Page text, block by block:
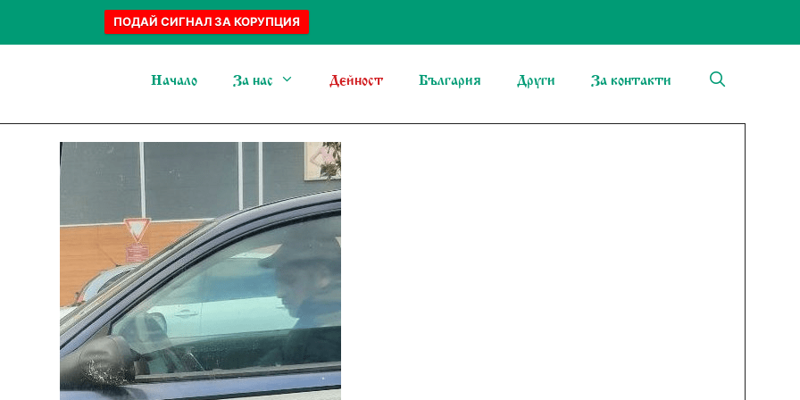
ПОДАЙ СИГНАЛ ЗА КОРУПЦИЯ
Начало За нас Дейност България Други За контакти